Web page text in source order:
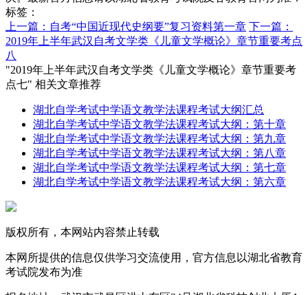
标签：
上一篇：自考“中国近现代史纲要”复习资料第一章 下一篇：
2019年上半年武汉自考文学类《儿童文学概论》章节重要考点
八
"2019年上半年武汉自考文学类《儿童文学概论》章节重要考
点七" 相关文章推荐
湖北自学考试中学语文教学法课程考试大纲汇总
湖北自学考试中学语文教学法课程考试大纲：第十章
湖北自学考试中学语文教学法课程考试大纲：第九章
湖北自学考试中学语文教学法课程考试大纲：第八章
湖北自学考试中学语文教学法课程考试大纲：第七章
湖北自学考试中学语文教学法课程考试大纲：第六章
版权所有，本网站内容禁止转载
本网所提供的信息仅供学习交流使用，官方信息以湖北省教育
考试院发布为准